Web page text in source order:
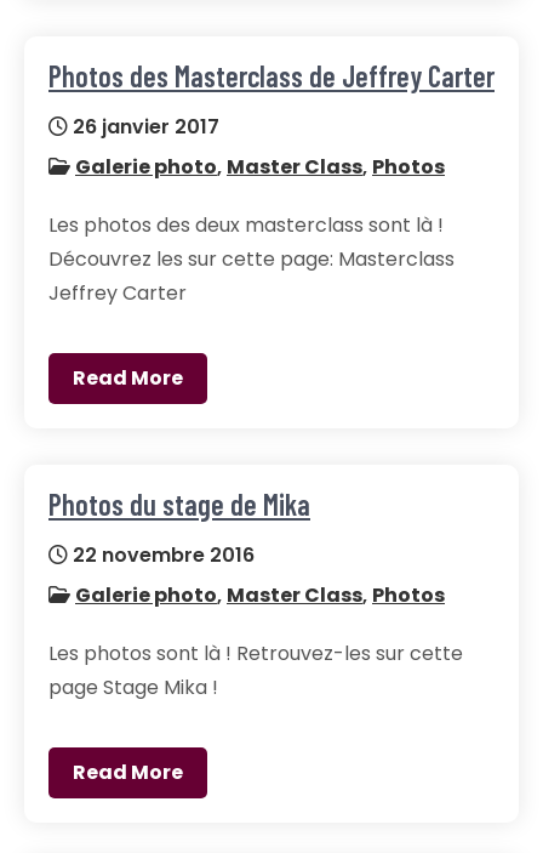
Photos des Masterclass de Jeffrey Carter
26 janvier 2017
Galerie photo, Master Class, Photos
Les photos des deux masterclass sont là !
Découvrez les sur cette page: Masterclass
Jeffrey Carter
Read More
Photos du stage de Mika
22 novembre 2016
Galerie photo, Master Class, Photos
Les photos sont là ! Retrouvez-les sur cette
page Stage Mika !
Read More